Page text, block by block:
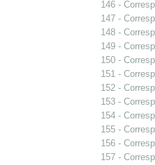
146 -
147 -
148 -
149 -
150 -
151 -
152 -
153 -
154 -
155 -
156 -
157 -